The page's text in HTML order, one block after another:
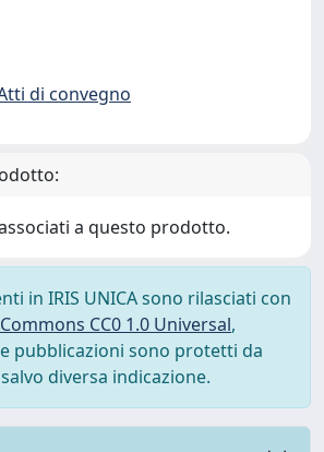
di convegno
a questo prodotto.
in IRIS UNICA sono rilasciati con
CC0 1.0 Universal,
pubblicazioni sono protetti da
diversa indicazione.